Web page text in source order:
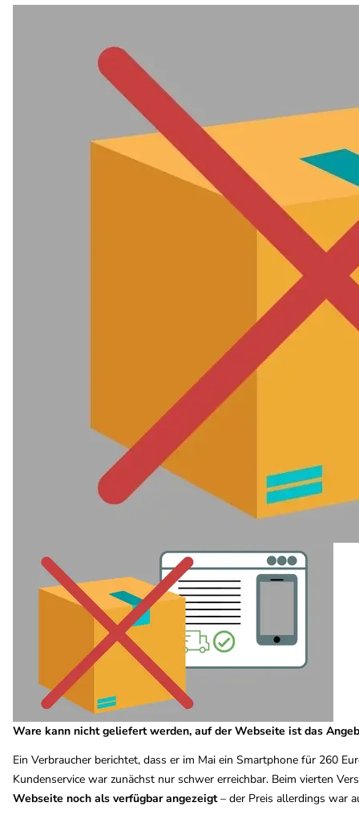
Ware kann nicht geliefert werden, auf der Webseite ist das
Ein Verbraucher berichtet, dass er im Mai ein Smartphone für 260
Kundenservice war zunächst nur schwer erreichbar. Beim vierten
Webseite noch als verfügbar angezeigt– der Preis allerdings war